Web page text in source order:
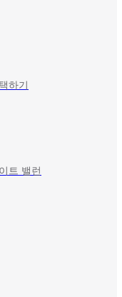
하기
트 밸런